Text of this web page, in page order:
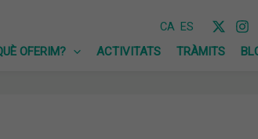
CA ES
OFERIM? ACTIVITATS TRÀMITS